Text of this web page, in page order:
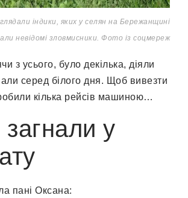
індики, яких у селян на Бережанщині
невідомі зловмисники. Фото із соцмереж
з усього, було декілька, діяли
серед білого дня. Щоб вивезти
кілька рейсів машиною…
у
пані Оксана: